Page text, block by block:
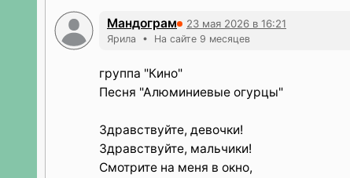
Мандограм 23 мая 2026 в 16:21
Ярила • На сайте 9 месяцев
группа "Кино"
Песня "Алюминиевые огурцы"
Здравствуйте, девочки!
Здравствуйте, мальчики!
Смотрите на меня в окно,